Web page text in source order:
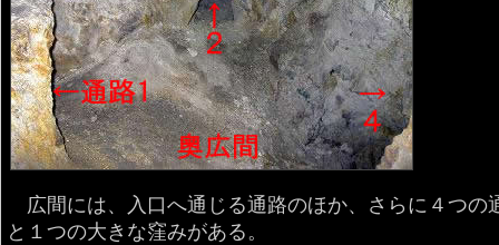
広間には、入口へ通じる通路のほか、さらに４つの
と１つの大きな窪みがある。